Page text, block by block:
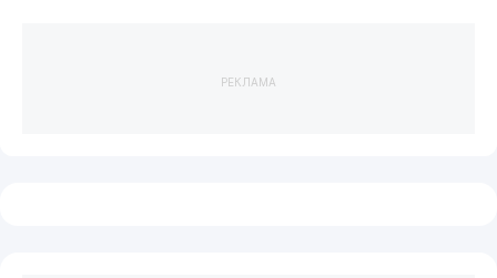
РЕКЛАМА